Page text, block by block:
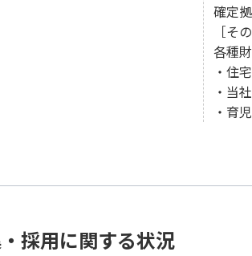
確定
［そ
各種
・住
・当
・育
採用に関する状況